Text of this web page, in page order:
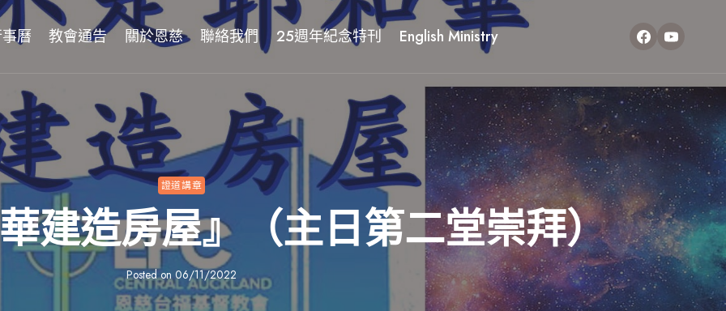
曆 教會通告 關於恩慈 聯絡我們 25週年紀念特刊 English Ministry
證道講章
建造房屋』（主日第二堂崇拜）
Posted on 06/11/2022